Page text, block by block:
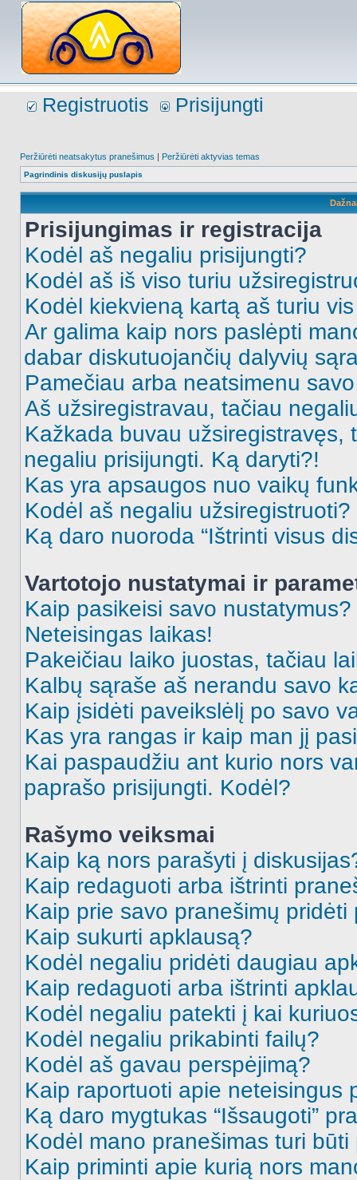
Registruotis Prisijungti
Peržiūrėti neatsakytus pranešimus | Peržiūrėti aktyvias temas
Pagrindinis diskusijų puslapis
Prisijungimas ir registracija
Kodėl aš negaliu prisijungti?
Kodėl aš iš viso turiu
Kodėl kiekvieną kartą aš turiu
Ar galima kaip nors paslėpti
dabar diskutuojančių dalyvių
Pamečiau arba neatsimenu
Aš užsiregistravau, tačiau
Kažkada buvau užsiregistravęs,
negaliu prisijungti. Ką daryti?!
Kas yra apsaugos nuo vaikų
Kodėl aš negaliu užsiregistruoti?
Ką daro nuoroda “Ištrinti visus
Vartotojo nustatymai ir
Kaip pasikeisi savo nustatymus?
Neteisingas laikas!
Pakeičiau laiko juostas, tačiau
Kalbų sąraše aš nerandu savo
Kaip įsidėti paveikslėlį po savo
Kas yra rangas ir kaip man jį
Kai paspaudžiu ant kurio nors
paprašo prisijungti. Kodėl?
Rašymo veiksmai
Kaip ką nors parašyti į
Kaip redaguoti arba ištrinti
Kaip prie savo pranešimų pridėti
Kaip sukurti apklausą?
Kodėl negaliu pridėti daugiau
Kaip redaguoti arba ištrinti
Kodėl negaliu patekti į kai
Kodėl negaliu prikabinti failų?
Kodėl aš gavau perspėjimą?
Kaip raportuoti apie neteisingus
Ką daro mygtukas “Išsaugoti”
Kodėl mano pranešimas turi būti
Kaip priminti apie kurią nors